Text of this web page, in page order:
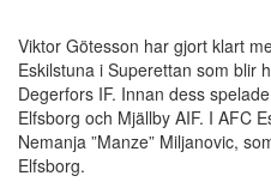
Viktor Götesson har gjort klart
Eskilstuna i Superettan som blir
Degerfors IF. Innan dess
Elfsborg och Mjällby AIF. I AFC
Nemanja ”Manze” Miljanovic,
Elfsborg.